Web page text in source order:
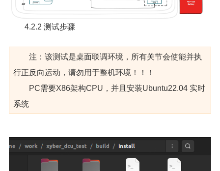
4.2.2 测试步骤
注：该测试是桌面联调环境，所有关节会使能并执
行正反向运动，请勿用于整机环境！！！
PC需要X86架构CPU，并且安装Ubuntu22.04 实时
系统